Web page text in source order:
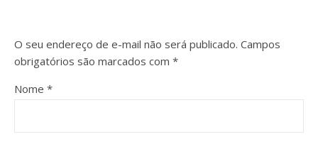
O seu endereço de e-mail não será publicado. Campos
obrigatórios são marcados com *
Nome *